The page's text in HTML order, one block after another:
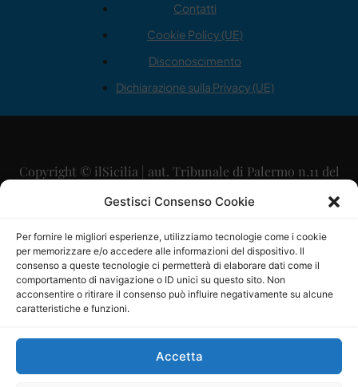
Gestisci Consenso Cookie
Per fornire le migliori esperienze, utilizziamo tecnologie come i cookie
per memorizzare e/o accedere alle informazioni del dispositivo. Il
consenso a queste tecnologie ci permetterà di elaborare dati come il
comportamento di navigazione o ID unici su questo sito. Non
acconsentire o ritirare il consenso può influire negativamente su alcune
caratteristiche e funzioni.
Accetta
Contatti
Cookie Policy (UE)
Disconoscimento
Dichiarazione sulla Privacy (UE)
Copyright © ilSicilia | aut. Tribunale di Palermo n.11 del
29/09/2015
Direttore Editoriale: Maurizio Scaglione
Direttore Responsabile: Maria Calabrese
P.IVA: 06334930820
Mercurio Comunicazione Società Cooperativa a r.l. è